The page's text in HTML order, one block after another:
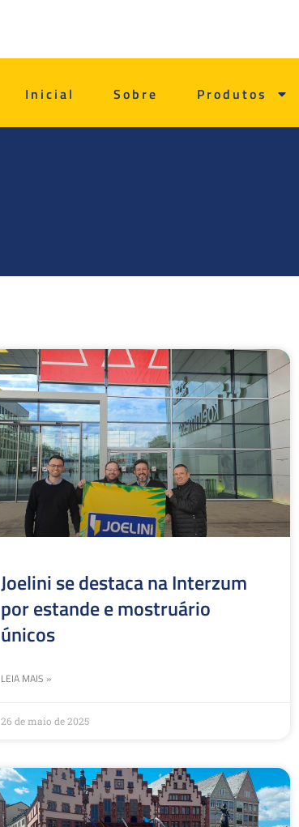
Inicial Sobre Produtos
Joelini se destaca na Interzum
por estande e mostruário
únicos
LEIA MAIS »
26 de maio de 2025